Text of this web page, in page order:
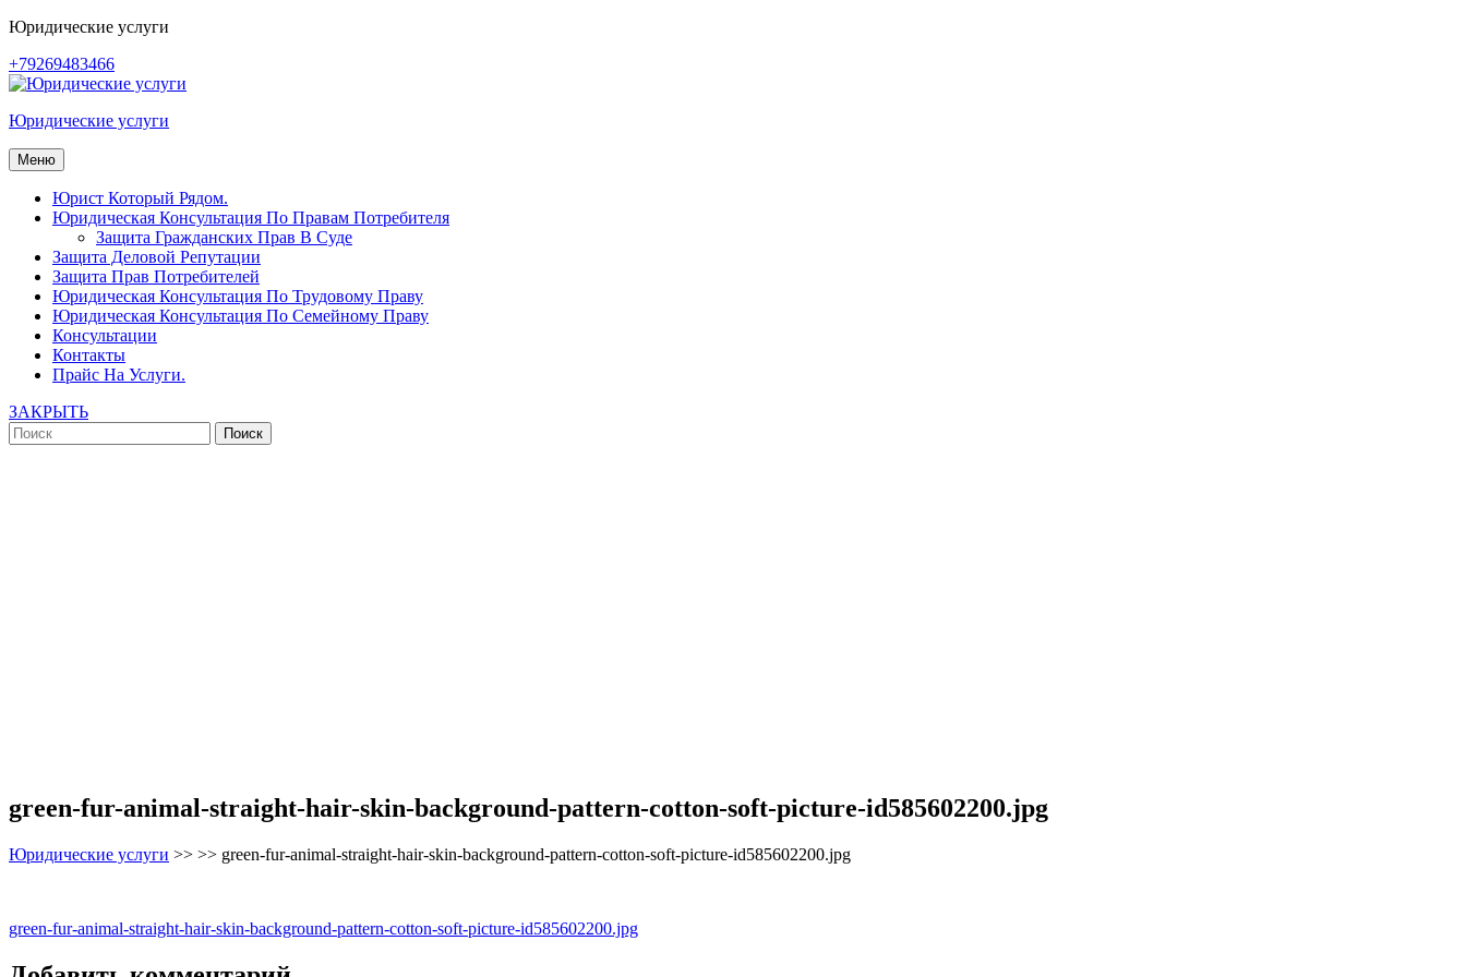
Перейти
содержимому
Юридические услуги
+79269483466
Юридические услуги
Меню
Юрист Который Рядом.
Юридическая Консультация По Правам Потребителя
Защита Гражданских Прав В Суде
Защита Деловой Репутации
Защита Прав Потребителей
Юридическая Консультация По Трудовому Праву
Юридическая Консультация По Семейному Праву
Консультации
Контакты
Прайс На Услуги.
ЗАКРЫТЬ
green-fur-animal-straight-hair-skin-background-pattern-cotton-soft-picture-id585602200.jpg
Юридические услуги >> >> green-fur-animal-straight-hair-skin-background-pattern-cotton-soft-picture-id585602200.jpg
Навигация
по
green-fur-animal-straight-hair-skin-background-pattern-cotton-soft-picture-id585602200.jpg